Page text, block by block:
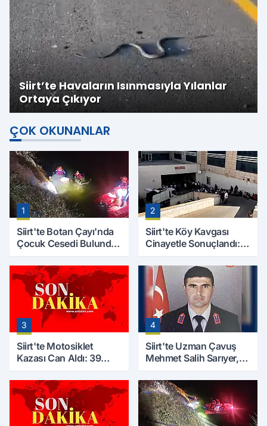
Siirt’te Havaların Isınmasıyla Yılanlar
Ortaya Çıkıyor
ÇOK OKUNANLAR
1
Siirt'te Botan Çayı'nda
Çocuk Cesedi Bulundu:
Çalışmaları Başlıyor
2
Siirt'te Köy Kavgası
Cinayetle Sonuçlandı:
Kaybetti
3
Siirt'te Motosiklet
Kazası Can Aldı: 39
Hayatını Kaybetti
4
Siirt'te Uzman Çavuş
Mehmet Salih Sarıyer,